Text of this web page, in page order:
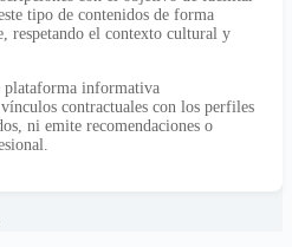
tipo de contenidos de forma
respetando el contexto cultural y
plataforma informativa
contractuales con los perfiles
ni emite recomendaciones o